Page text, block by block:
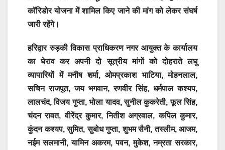
कॉरिडोर योजना में शामिल किए जाने की मांग को लेकर संघर्ष
जारी रहेंगे।
हरिद्वार रुड़की विकास प्राधिकरण नगर आयुक्त के कार्यालय
का घेराव कर अपनी दो सूत्रीय मांगों को दोहराते लघु
व्यापारियों में मनीष शर्मा, ओमप्रकाश भाटिया, मोहनलाल,
सचिन राजपूत, जय भगवान, रणवीर सिंह, धर्मपाल कश्यप,
लालचंद, विजय गुप्ता, भोला यादव, सुनील कुकरेती, फूल सिंह,
चंदन रावत, वीरेंद्र कुमार, नितीश अग्रवाल, कपिल कुमार,
कुंदन कश्यप, सुमित, सुबोध गुप्ता, शुभम सैनी, तस्लीम, आजम,
नईम सलमानी, यामिन अकरम, पवन, मुकेश, नम्रता सरकार,